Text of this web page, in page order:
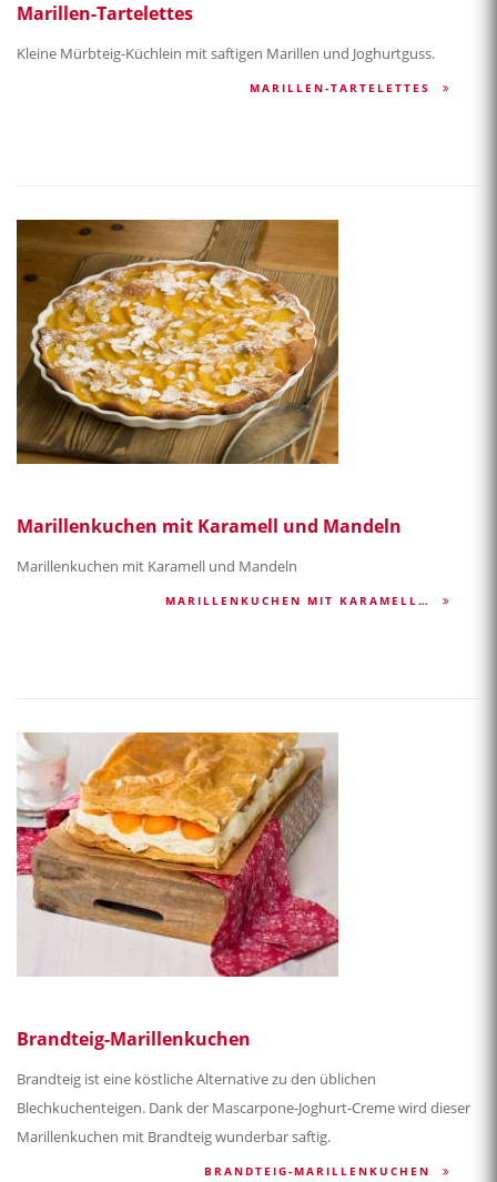
Marillen-Tartelettes
Kleine Mürbteig-Küchlein mit saftigen Marillen und Joghurtguss.
MARILLEN-TARTELETTES
Marillenkuchen mit Karamell und Mandeln
Marillenkuchen mit Karamell und Mandeln
MARILLENKUCHEN MIT KARAMELL…
Brandteig-Marillenkuchen
Brandteig ist eine köstliche Alternative zu den üblichen
Blechkuchenteigen. Dank der Mascarpone-Joghurt-Creme wird dieser
Marillenkuchen mit Brandteig wunderbar saftig.
BRANDTEIG-MARILLENKUCHEN